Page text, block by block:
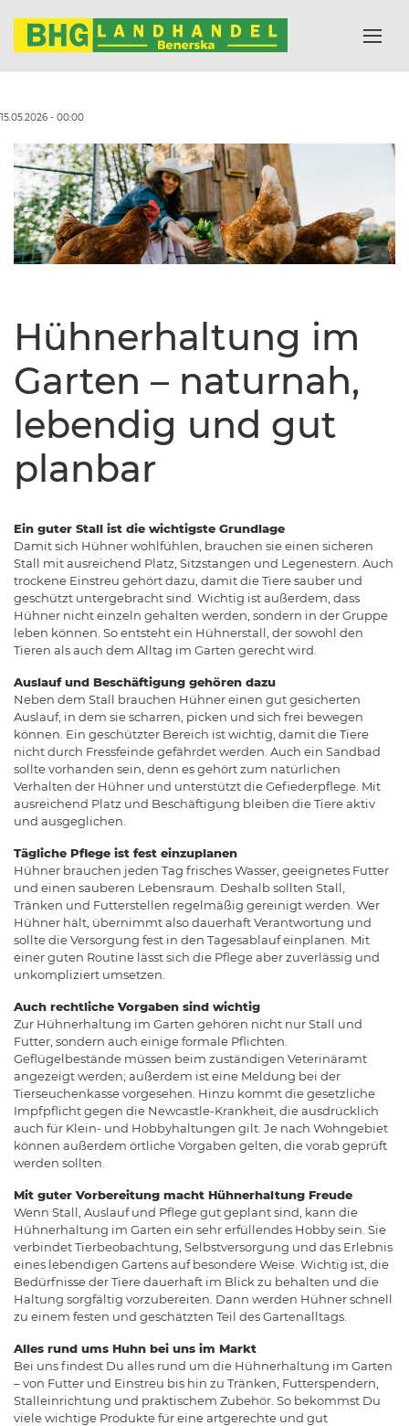
15.05.2026 - 00:00
Hühnerhaltung im
Garten – naturnah,
lebendig und gut
planbar
Ein guter Stall ist die wichtigste Grundlage
Damit sich Hühner wohlfühlen, brauchen sie einen sicheren
Stall mit ausreichend Platz, Sitzstangen und Legenestern. Auch
trockene Einstreu gehört dazu, damit die Tiere sauber und
geschützt untergebracht sind. Wichtig ist außerdem, dass
Hühner nicht einzeln gehalten werden, sondern in der Gruppe
leben können. So entsteht ein Hühnerstall, der sowohl den
Tieren als auch dem Alltag im Garten gerecht wird.
Auslauf und Beschäftigung gehören dazu
Neben dem Stall brauchen Hühner einen gut gesicherten
Auslauf, in dem sie scharren, picken und sich frei bewegen
können. Ein geschützter Bereich ist wichtig, damit die Tiere
nicht durch Fressfeinde gefährdet werden. Auch ein Sandbad
sollte vorhanden sein, denn es gehört zum natürlichen
Verhalten der Hühner und unterstützt die Gefiederpflege. Mit
ausreichend Platz und Beschäftigung bleiben die Tiere aktiv
und ausgeglichen.
Tägliche Pflege ist fest einzuplanen
Hühner brauchen jeden Tag frisches Wasser, geeignetes Futter
und einen sauberen Lebensraum. Deshalb sollten Stall,
Tränken und Futterstellen regelmäßig gereinigt werden. Wer
Hühner hält, übernimmt also dauerhaft Verantwortung und
sollte die Versorgung fest in den Tagesablauf einplanen. Mit
einer guten Routine lässt sich die Pflege aber zuverlässig und
unkompliziert umsetzen.
Auch rechtliche Vorgaben sind wichtig
Zur Hühnerhaltung im Garten gehören nicht nur Stall und
Futter, sondern auch einige formale Pflichten.
Geflügelbestände müssen beim zuständigen Veterinäramt
angezeigt werden; außerdem ist eine Meldung bei der
Tierseuchenkasse vorgesehen. Hinzu kommt die gesetzliche
Impfpflicht gegen die Newcastle-Krankheit, die ausdrücklich
auch für Klein- und Hobbyhaltungen gilt. Je nach Wohngebiet
können außerdem örtliche Vorgaben gelten, die vorab geprüft
werden sollten.
Mit guter Vorbereitung macht Hühnerhaltung Freude
Wenn Stall, Auslauf und Pflege gut geplant sind, kann die
Hühnerhaltung im Garten ein sehr erfüllendes Hobby sein. Sie
verbindet Tierbeobachtung, Selbstversorgung und das Erlebnis
eines lebendigen Gartens auf besondere Weise. Wichtig ist, die
Bedürfnisse der Tiere dauerhaft im Blick zu behalten und die
Haltung sorgfältig vorzubereiten. Dann werden Hühner schnell
zu einem festen und geschätzten Teil des Gartenalltags.
Alles rund ums Huhn bei uns im Markt
Bei uns findest Du alles rund um die Hühnerhaltung im Garten
– von Futter und Einstreu bis hin zu Tränken, Futterspendern,
Stalleinrichtung und praktischem Zubehör. So bekommst Du
viele wichtige Produkte für eine artgerechte und gut